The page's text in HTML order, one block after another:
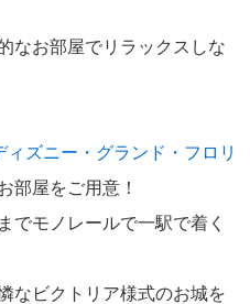
なお部屋でリラックスしな
ィズニー・グランド・フロリ
部屋をご用意！
でモノレールで一駅で着く
なビクトリア様式のお城を